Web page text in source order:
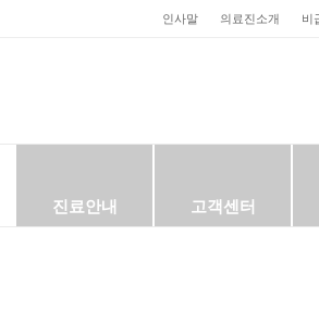
비
의료진소개
인사말
진료안내 고객센터